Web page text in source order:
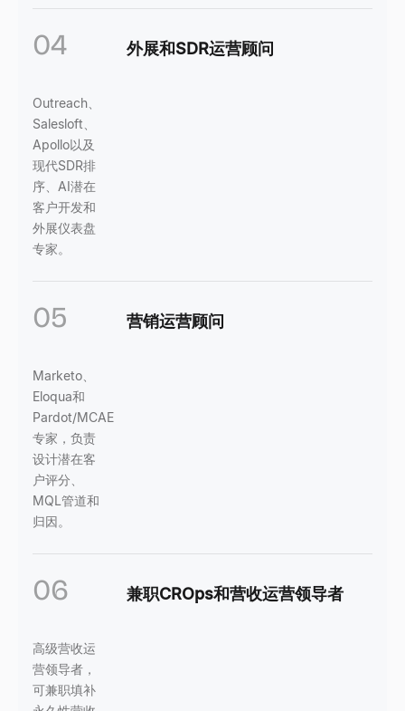
04 外展和SDR运营顾问
Outreach、
Salesloft、
Apollo以及
现代SDR排
序、AI潜在
客户开发和
外展仪表盘
专家。
05 营销运营顾问
Marketo、
Eloqua和
Pardot/MCAE
专家，负责
设计潜在客
户评分、
MQL管道和
归因。
06 兼职CROps和营收运营领导者
高级营收运
营领导者，
可兼职填补